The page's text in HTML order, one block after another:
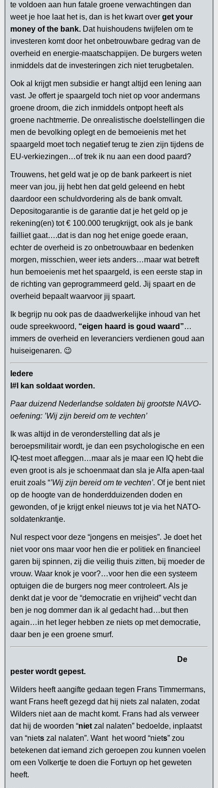
te voldoen aan hun fatale groene verwachtingen dan
weet je hoe laat het is, dan is het kwart over get your
money of the bank. Dat huishoudens twijfelen om te
investeren komt door het onbetrouwbare gedrag van de
overheid en energie-maatschappijen. De burgers weten
inmiddels dat de investeringen zich niet terugbetalen.
Ook al krijgt men subsidie er hangt altijd een lening aan
vast. Je offert je spaargeld toch niet op voor andermans
groene droom, die zich inmiddels ontpopt heeft als
groene nachtmerrie. De onrealistische doelstellingen die
men de bevolking oplegt en de bemoeienis met het
spaargeld moet toch negatief terug te zien zijn tijdens de
EU-verkiezingen…of trek ik nu aan een dood paard?
Trouwens, het geld wat je op de bank parkeert is niet
meer van jou, jij hebt hen dat geld geleend en hebt
daardoor een schuldvordering als de bank omvalt.
Depositogarantie is de garantie dat je het geld op je
rekening(en) tot € 100.000 terugkrijgt, ook als je bank
failliet gaat….dat is dan nog het enige goede eraan,
echter de overheid is zo onbetrouwbaar en bedenken
morgen, misschien, weer iets anders…maar wat betreft
hun bemoeienis met het spaargeld, is een eerste stap in
de richting van geprogrammeerd geld. Jij spaart en de
overheid bepaalt waarvoor jij spaart.
Ik begrijp nu ook pas de daadwerkelijke inhoud van het
oude spreekwoord, “eigen haard is goud waard”…
immers de overheid en leveranciers verdienen goud aan
huiseigenaren. 😉
Iedere
l#l kan soldaat worden.
Paar duizend Nederlandse soldaten bij grootste NAVO-
oefening: ’Wij zijn bereid om te vechten’
Ik was altijd in de veronderstelling dat als je
beroepsmilitair wordt, je dan een psychologische en een
IQ-test moet afleggen…maar als je maar een IQ hebt die
even groot is als je schoenmaat dan sla je Alfa apen-taal
eruit zoals “’Wij zijn bereid om te vechten’. Of je bent niet
op de hoogte van de honderdduizenden doden en
gewonden, of je krijgt enkel nieuws tot je via het NATO-
soldatenkrantje.
Nul respect voor deze “jongens en meisjes”. Je doet het
niet voor ons maar voor hen die er politiek en financieel
garen bij spinnen, zij die veilig thuis zitten, bij moeder de
vrouw. Waar knok je voor?…voor hen die een systeem
optuigen die de burgers nog meer controleert. Als je
denkt dat je voor de “democratie en vrijheid” vecht dan
ben je nog dommer dan ik al gedacht had…but then
again…in het leger hebben ze niets op met democratie,
daar ben je een groene smurf.
De
pester wordt gepest.
Wilders heeft aangifte gedaan tegen Frans Timmermans,
want Frans heeft gezegd dat hij niets zal nalaten, zodat
Wilders niet aan de macht komt. Frans had als verweer
dat hij de woorden “niet zal nalaten” bedoelde, inplaatst
van “niets zal nalaten”. Want het woord “niets” zou
betekenen dat iemand zich geroepen zou kunnen voelen
om een Volkertje te doen die Fortuyn op het geweten
heeft.